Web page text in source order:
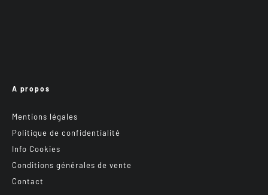
A propos
Mentions légales
Politique de confidentialité
Info Cookies
Conditions générales de vente
Contact